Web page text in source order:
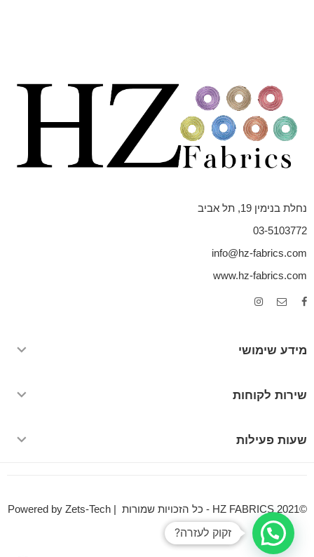
נחלת בנימין 19, תל אביב
03-5103772
info@hz-fabrics.com
www.hz-fabrics.com
מידע שימושי
שירות לקוחות
שעות פעילות
©HZ FABRICS 2021 - כל הזכויות שמורות | Powered by Zets-Tech
זקוק לעזרה?